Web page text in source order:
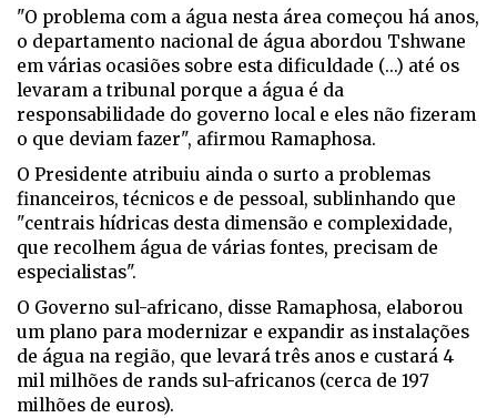
"O problema com a água nesta área começou há anos,
o departamento nacional de água abordou Tshwane
em várias ocasiões sobre esta dificuldade (...) até os
levaram a tribunal porque a água é da
responsabilidade do governo local e eles não fizeram
o que deviam fazer", afirmou Ramaphosa.
O Presidente atribuiu ainda o surto a problemas
financeiros, técnicos e de pessoal, sublinhando que
"centrais hídricas desta dimensão e complexidade,
que recolhem água de várias fontes, precisam de
especialistas".
O Governo sul-africano, disse Ramaphosa, elaborou
um plano para modernizar e expandir as instalações
de água na região, que levará três anos e custará 4
mil milhões de rands sul-africanos (cerca de 197
milhões de euros).